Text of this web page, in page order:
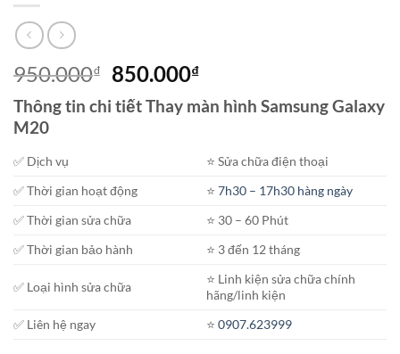
950.000₫
Giá
gốc
là:
850.000₫Giá
hiện
tại
850.000₫.
Thông tin chi tiết Thay màn hình Samsung Galaxy
M20
✅ Dịch vụ
⭐️ Sửa chữa điện thoại
✅ Thời gian hoạt động
⭐️7h30 – 17h30 hàng ngày
✅ Thời gian sửa chữa
⭐️ 30 – 60 Phút
✅ Thời gian bảo hành
⭐️ 3 đến 12 tháng
✅ Loại hình sửa chữa
⭐️ Linh kiện sửa chữa chính
hãng/linh kiện
✅ Liên hệ ngay
⭐️0907.623999